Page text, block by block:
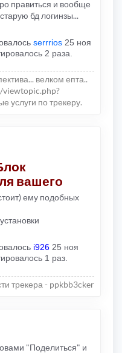
правиться и вообще
бд логинзы...
serrrios 25 ноя
2 раза.
велком епта..
услуги по трекеру.
вашего
ему подобных
i926 25 ноя
1 раз.
трекера - ppkbb3cker
"Поделиться" и